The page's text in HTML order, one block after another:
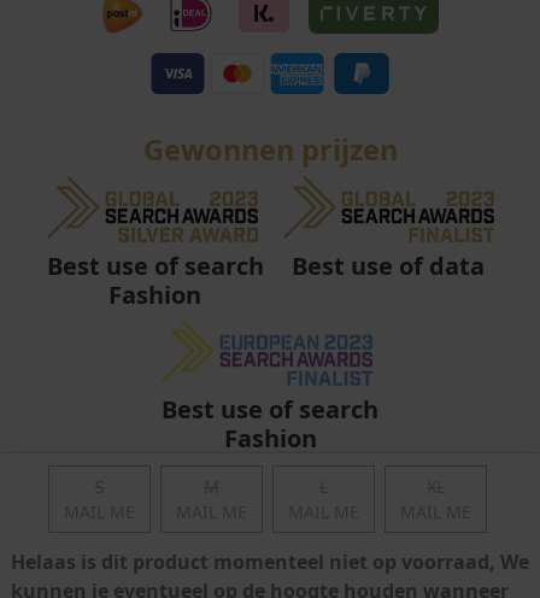
Helaas is dit product momenteel niet op voorraad, We
kunnen je eventueel op de hoogte houden wanneer
Gewonnen prijzen
Best use of search
Fashion
Best use of data
Best use of search
Fashion